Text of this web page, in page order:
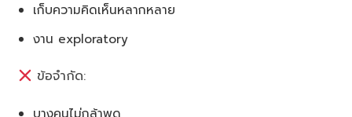
เก็บความคิดเห็นหลากหลาย
งาน exploratory
ข้อจำกัด: